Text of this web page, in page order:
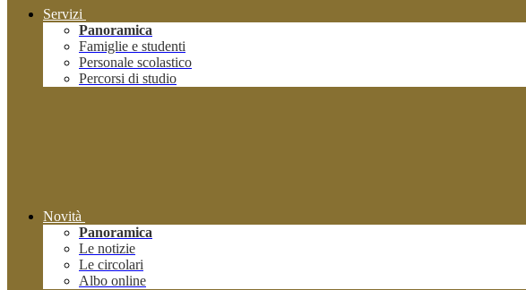
Servizi
Panoramica
Famiglie e studenti
Personale scolastico
Percorsi di studio
Novità
Panoramica
Le notizie
Le circolari
Albo online